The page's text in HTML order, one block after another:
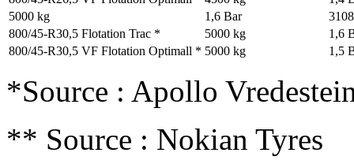
5000 kg
1,6 Bar
800/45-R30,5 Flotation Trac *
5000 kg
1,6
800/45-R30,5 VF Flotation Optimall * 5000 kg 1,5
*Source : Apollo
** Source : Nokian Tyres